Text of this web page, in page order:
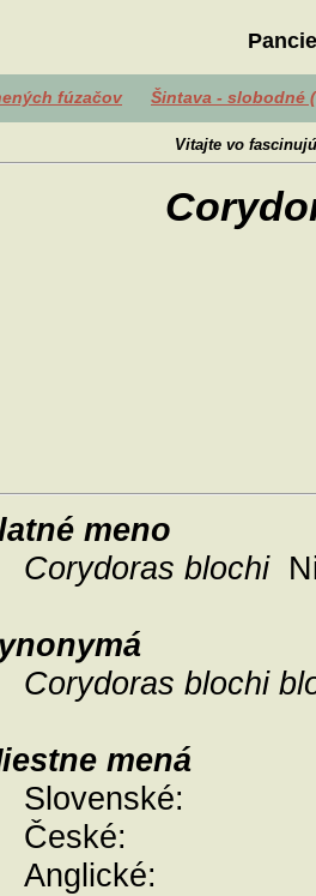
fúzačov Šintava - slobodné
Vitajte vo
meno
Corydoras blochi
Corydoras blochi
mená
Slovenské:
České:
Anglické: